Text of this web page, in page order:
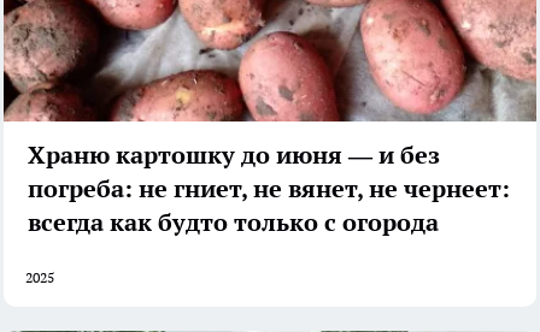
Храню картошку до июня — и без
погреба: не гниет, не вянет, не чернеет:
всегда как будто только с огорода
2025